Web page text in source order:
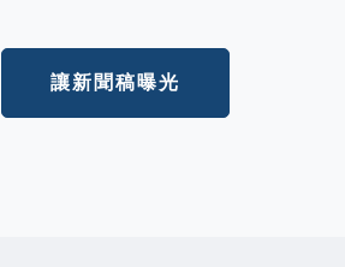
讓新聞稿曝光